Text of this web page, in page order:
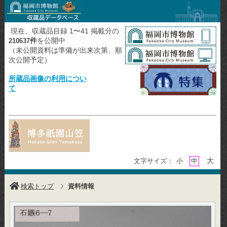
現在、収蔵品目録 1〜41 掲載分の
210637件を公開中
（未公開資料は準備が出来次第、順
次公開予定）
所蔵品画像の利用につい
て
文字サイズ： 小 中 大
検索トップ 資料情報